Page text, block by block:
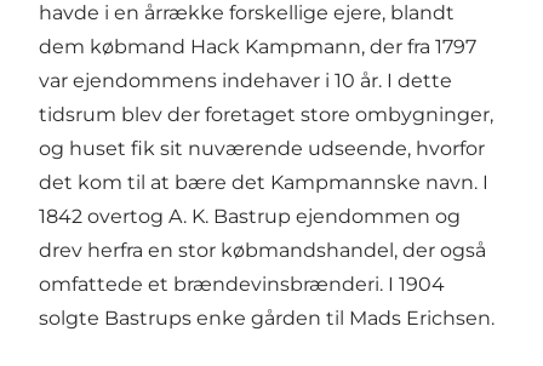
havde i en årrække forskellige ejere, blandt
dem købmand Hack Kampmann, der fra 1797
var ejendommens indehaver i 10 år. I dette
tidsrum blev der foretaget store ombygninger,
og huset fik sit nuværende udseende, hvorfor
det kom til at bære det Kampmannske navn. I
1842 overtog A. K. Bastrup ejendommen og
drev herfra en stor købmandshandel, der også
omfattede et brændevinsbrænderi. I 1904
solgte Bastrups enke gården til Mads Erichsen.